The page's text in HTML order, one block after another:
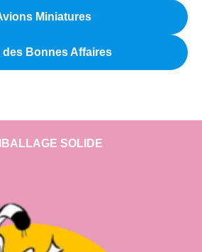
Miniatures
des Bonnes Affaires
SOLIDE